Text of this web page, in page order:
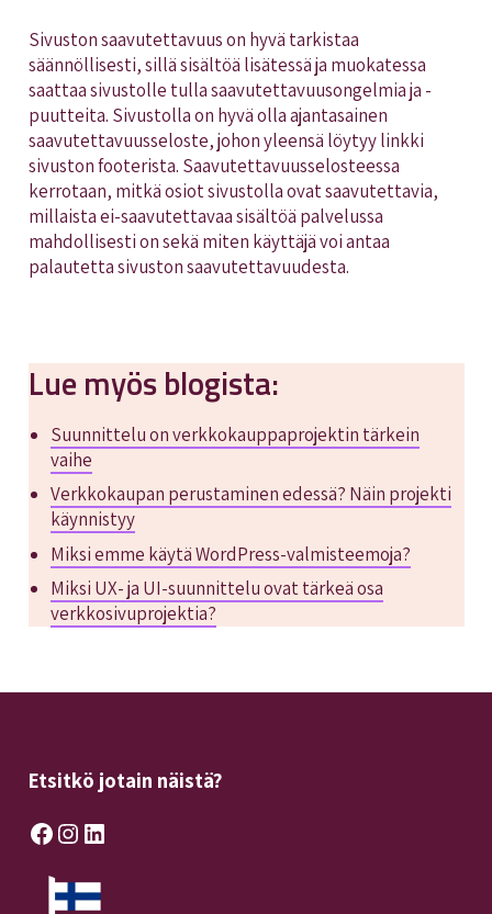
Sivuston saavutettavuus on hyvä tarkistaa
säännöllisesti, sillä sisältöä lisätessä ja muokatessa
saattaa sivustolle tulla saavutettavuusongelmia ja -
puutteita. Sivustolla on hyvä olla ajantasainen
saavutettavuusseloste, johon yleensä löytyy linkki
sivuston footerista. Saavutettavuusselosteessa
kerrotaan, mitkä osiot sivustolla ovat saavutettavia,
millaista ei-saavutettavaa sisältöä palvelussa
mahdollisesti on sekä miten käyttäjä voi antaa
palautetta sivuston saavutettavuudesta.
Lue myös blogista:
Suunnittelu on verkkokauppaprojektin tärkein
vaihe
Verkkokaupan perustaminen edessä? Näin projekti
käynnistyy
Miksi emme käytä WordPress-valmisteemoja?
Miksi UX- ja UI-suunnittelu ovat tärkeä osa
verkkosivuprojektia?
Etsitkö jotain näistä?
Facebook Instagram LinkedIn